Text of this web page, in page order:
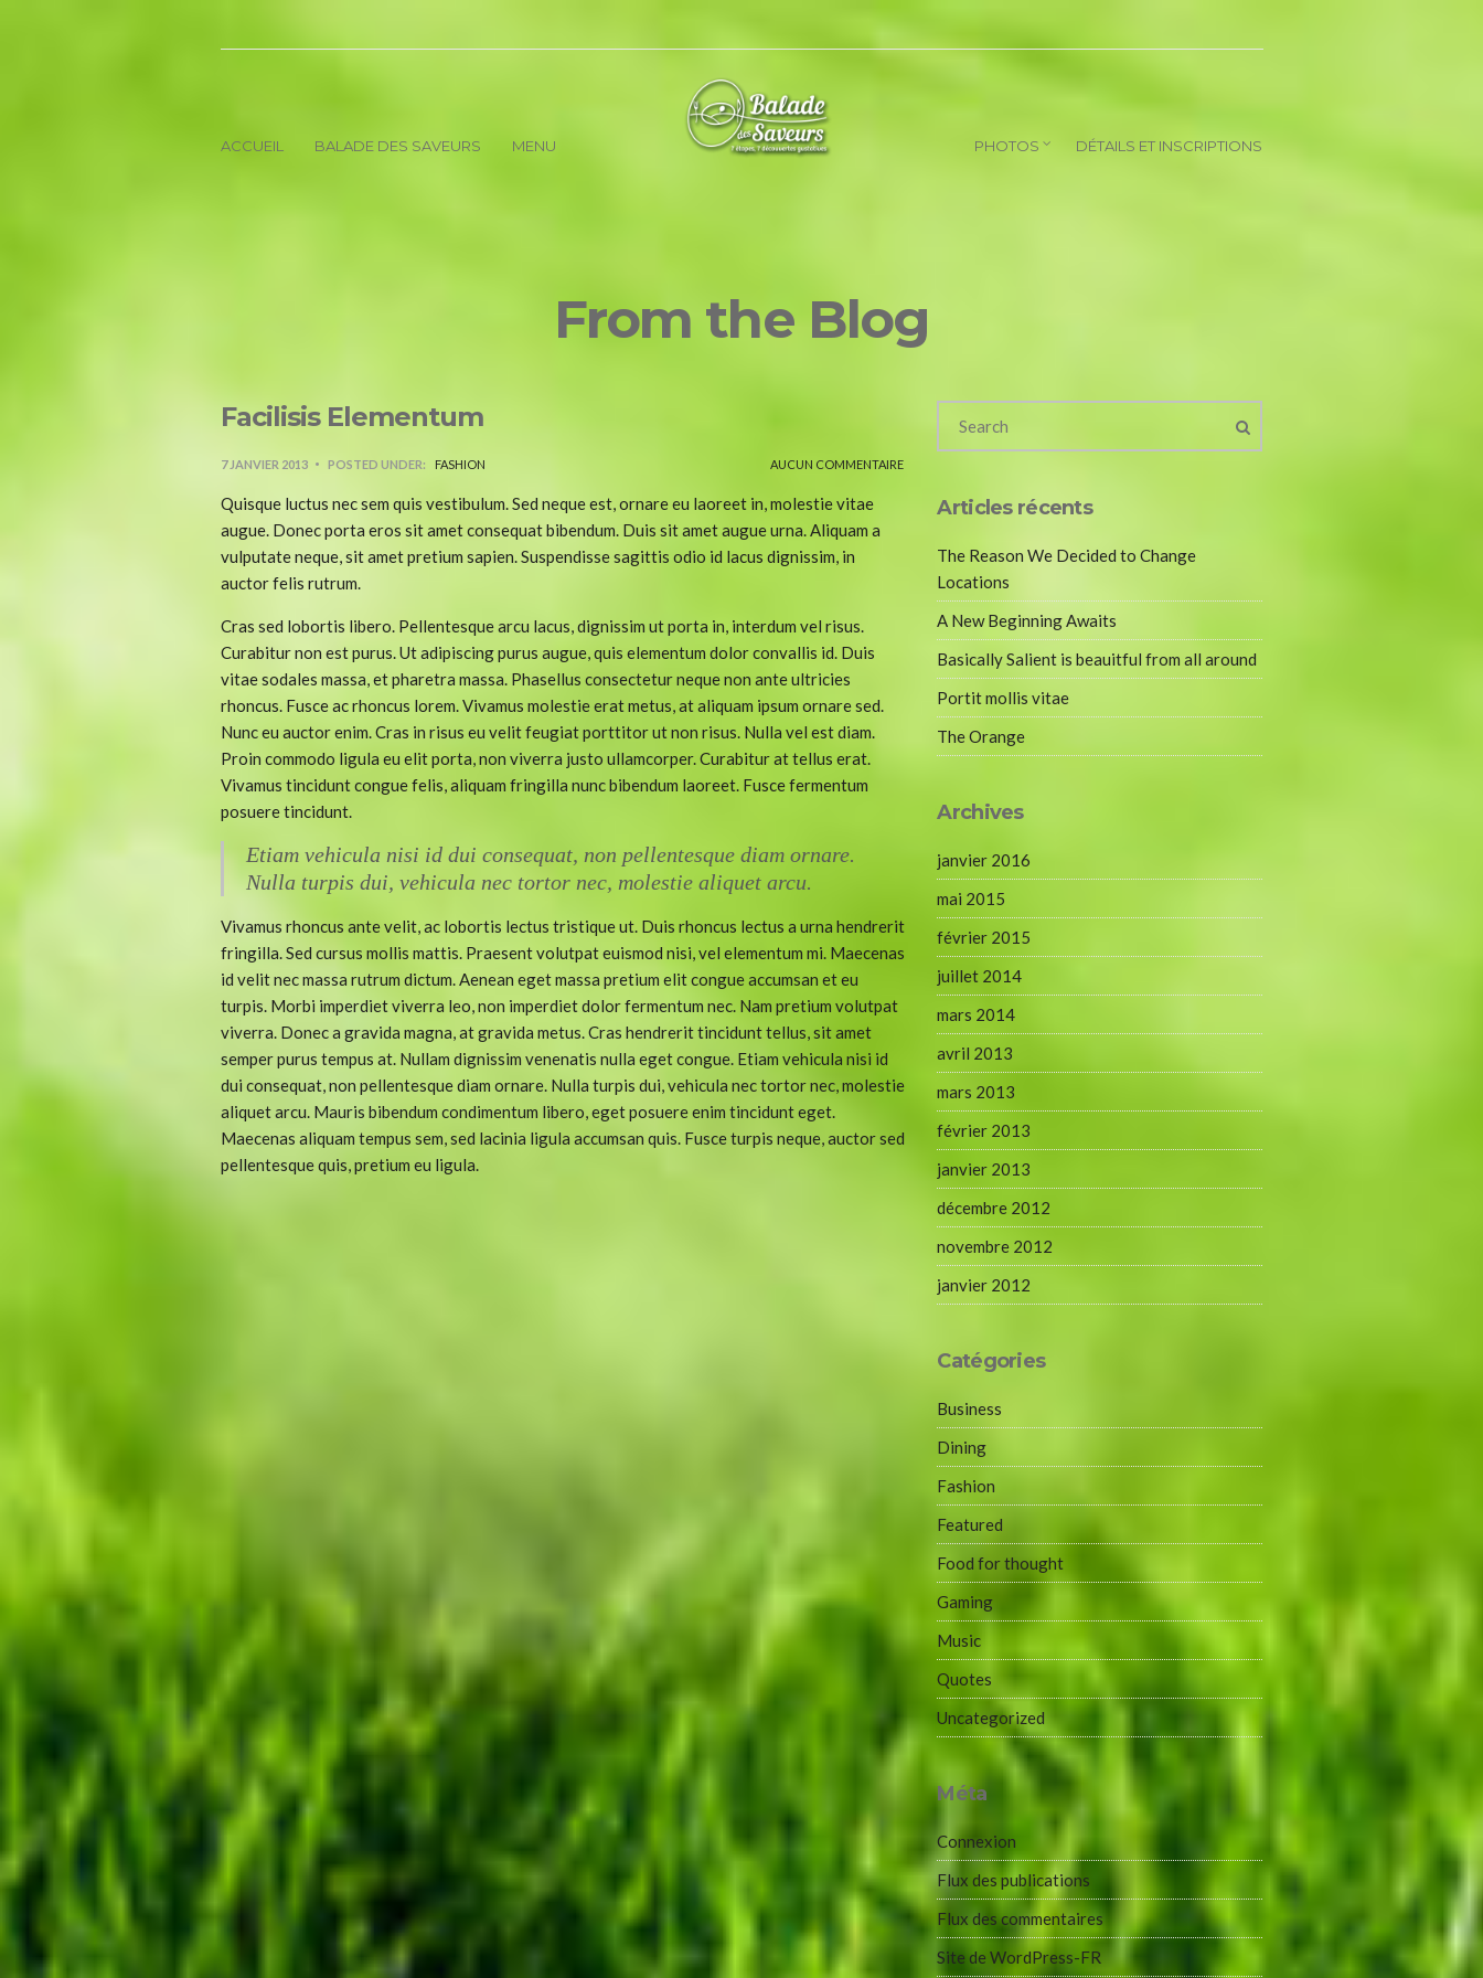
ACCUEIL BALADE DES SAVEURS MENU PHOTOS DÉTAILS ET INSCRIPTIONS
From the Blog
Facilisis Elementum
7 JANVIER 2013 POSTED UNDER: FASHION AUCUN COMMENTAIRE
Quisque luctus nec sem quis vestibulum. Sed neque est, ornare eu laoreet in, molestie vitae
augue. Donec porta eros sit amet consequat bibendum. Duis sit amet augue urna. Aliquam a
vulputate neque, sit amet pretium sapien. Suspendisse sagittis odio id lacus dignissim, in
auctor felis rutrum.
Cras sed lobortis libero. Pellentesque arcu lacus, dignissim ut porta in, interdum vel risus.
Curabitur non est purus. Ut adipiscing purus augue, quis elementum dolor convallis id. Duis
vitae sodales massa, et pharetra massa. Phasellus consectetur neque non ante ultricies
rhoncus. Fusce ac rhoncus lorem. Vivamus molestie erat metus, at aliquam ipsum ornare sed.
Nunc eu auctor enim. Cras in risus eu velit feugiat porttitor ut non risus. Nulla vel est diam.
Proin commodo ligula eu elit porta, non viverra justo ullamcorper. Curabitur at tellus erat.
Vivamus tincidunt congue felis, aliquam fringilla nunc bibendum laoreet. Fusce fermentum
posuere tincidunt.
Etiam vehicula nisi id dui consequat, non pellentesque diam ornare.
Nulla turpis dui, vehicula nec tortor nec, molestie aliquet arcu.
Vivamus rhoncus ante velit, ac lobortis lectus tristique ut. Duis rhoncus lectus a urna hendrerit
fringilla. Sed cursus mollis mattis. Praesent volutpat euismod nisi, vel elementum mi. Maecenas
id velit nec massa rutrum dictum. Aenean eget massa pretium elit congue accumsan et eu
turpis. Morbi imperdiet viverra leo, non imperdiet dolor fermentum nec. Nam pretium volutpat
viverra. Donec a gravida magna, at gravida metus. Cras hendrerit tincidunt tellus, sit amet
semper purus tempus at. Nullam dignissim venenatis nulla eget congue. Etiam vehicula nisi id
dui consequat, non pellentesque diam ornare. Nulla turpis dui, vehicula nec tortor nec, molestie
aliquet arcu. Mauris bibendum condimentum libero, eget posuere enim tincidunt eget.
Maecenas aliquam tempus sem, sed lacinia ligula accumsan quis. Fusce turpis neque, auctor sed
pellentesque quis, pretium eu ligula.
Articles récents
The Reason We Decided to Change
Locations
A New Beginning Awaits
Basically Salient is beauitful from all around
Portit mollis vitae
The Orange
Archives
janvier 2016
mai 2015
février 2015
juillet 2014
mars 2014
avril 2013
mars 2013
février 2013
janvier 2013
décembre 2012
novembre 2012
janvier 2012
Catégories
Business
Dining
Fashion
Featured
Food for thought
Gaming
Music
Quotes
Uncategorized
Méta
Connexion
Flux des publications
Flux des commentaires
Site de WordPress-FR